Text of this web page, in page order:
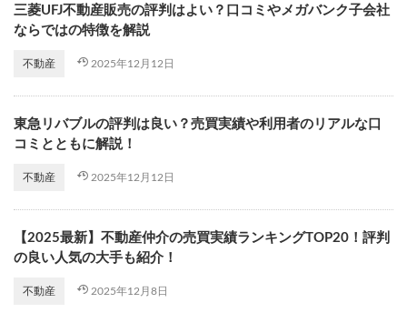
三菱UFJ不動産販売の評判はよい？口コミやメガバンク子会社
ならではの特徴を解説
不動産 2025年12月12日
東急リバブルの評判は良い？売買実績や利用者のリアルな口
コミとともに解説！
不動産 2025年12月12日
【2025最新】不動産仲介の売買実績ランキングTOP20！評判
の良い人気の大手も紹介！
不動産 2025年12月8日